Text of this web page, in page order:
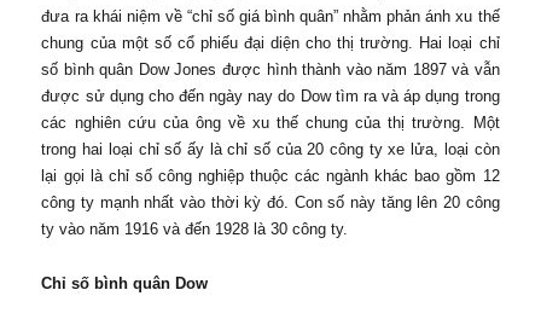
đưa ra khái niệm về “chỉ số giá bình quân” nhằm phản ánh xu thế
chung của một số cổ phiếu đại diện cho thị trường. Hai loại chỉ
số bình quân Dow Jones được hình thành vào năm 1897 và vẫn
được sử dụng cho đến ngày nay do Dow tìm ra và áp dụng trong
các nghiên cứu của ông về xu thế chung của thị trường. Một
trong hai loại chỉ số ấy là chỉ số của 20 công ty xe lửa, loại còn
lại gọi là chỉ số công nghiệp thuộc các ngành khác bao gồm 12
công ty mạnh nhất vào thời kỳ đó. Con số này tăng lên 20 công
ty vào năm 1916 và đến 1928 là 30 công ty.
Chỉ số bình quân Dow